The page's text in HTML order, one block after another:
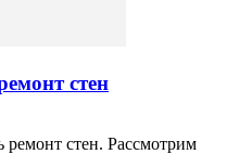
стен
ремонт стен. Рассмотрим